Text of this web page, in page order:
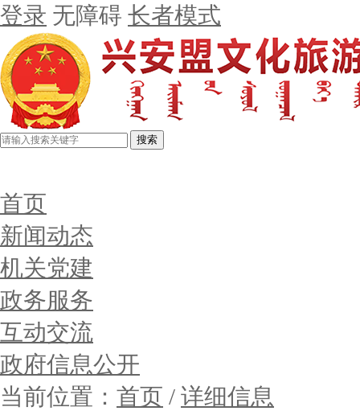
登录 无障碍 长者模式
搜索
首页
新闻动态
机关党建
政务服务
互动交流
政府信息公开
当前位置： 首页 / 详细信息